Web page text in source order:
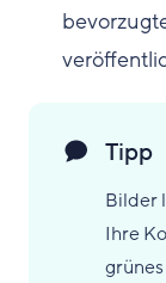
Tipp
Bilder
Ihre